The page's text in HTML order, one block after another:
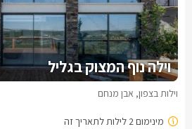
וילה נוף המצוק בגליל
וילות בצפון, אבן מנחם